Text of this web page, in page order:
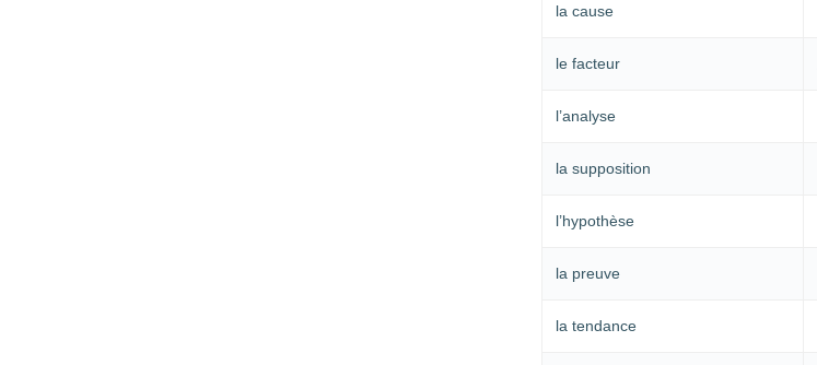
la cause
le facteur
l’analyse
la supposition
l’hypothèse
la preuve
la tendance